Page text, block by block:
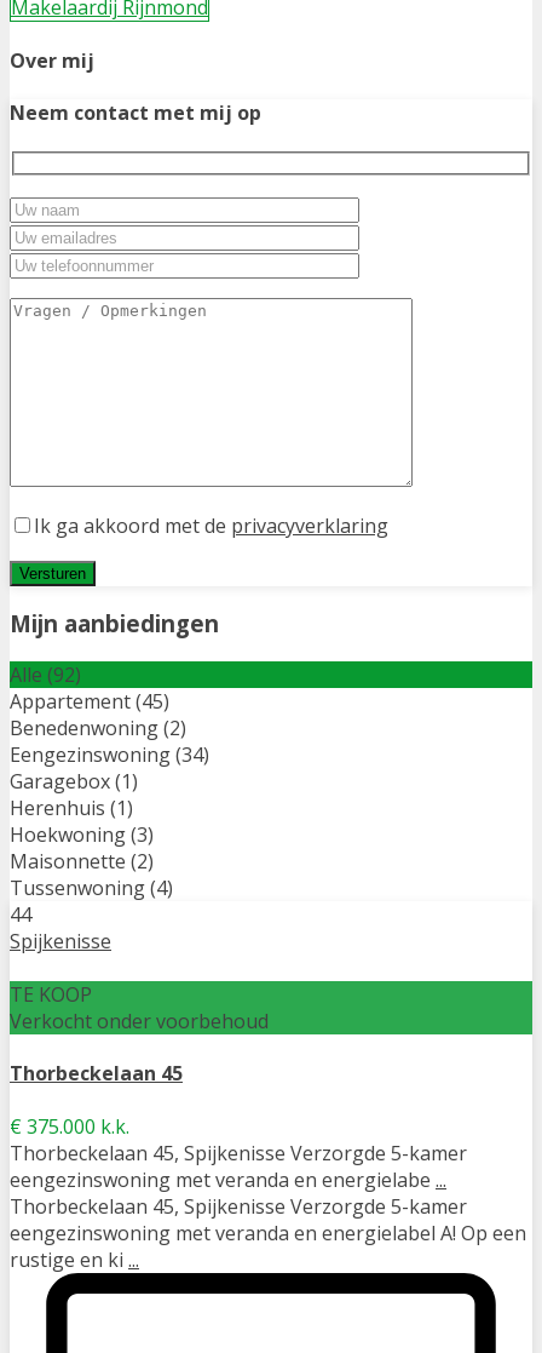
Makelaardij Rijnmond
Over mij
Neem contact met mij op
Ik ga akkoord met de privacyverklaring
Mijn aanbiedingen
Alle (92)
Appartement (45)
Benedenwoning (2)
Eengezinswoning (34)
Garagebox (1)
Herenhuis (1)
Hoekwoning (3)
Maisonnette (2)
Tussenwoning (4)
44
Spijkenisse
TE KOOP
Verkocht onder voorbehoud
Thorbeckelaan 45
€ 375.000 k.k.
Thorbeckelaan 45, Spijkenisse Verzorgde 5-kamer
eengezinswoning met veranda en energielabe ...
Thorbeckelaan 45, Spijkenisse Verzorgde 5-kamer
eengezinswoning met veranda en energielabel A! Op een
rustige en ki ...